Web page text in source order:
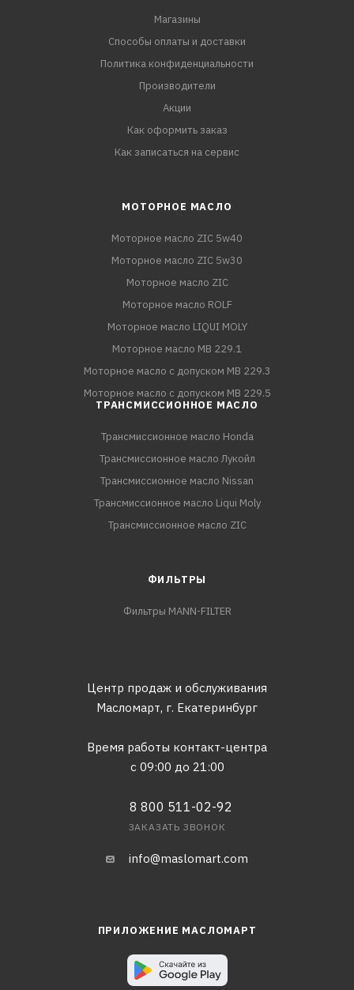
Магазины
Способы оплаты и доставки
Политика конфиденциальности
Производители
Акции
Как оформить заказ
Как записаться на сервис
МОТОРНОЕ МАСЛО
Моторное масло ZIC 5w40
Моторное масло ZIC 5w30
Моторное масло ZIC
Моторное масло ROLF
Моторное масло LIQUI MOLY
Моторное масло MB 229.1
Моторное масло с допуском MB 229.3
Моторное масло с допуском MB 229.5
ТРАНСМИССИОННОЕ МАСЛО
Трансмиссионное масло Honda
Трансмиссионное масло Лукойл
Трансмиссионное масло Nissan
Трансмиссионное масло Liqui Moly
Трансмиссионное масло ZIC
ФИЛЬТРЫ
Фильтры MANN-FILTER
Центр продаж и обслуживания
Масломарт, г. Екатеринбург
Время работы контакт-центра
с 09:00 до 21:00
8 800 511-02-92
ЗАКАЗАТЬ ЗВОНОК
info@maslomart.com
ПРИЛОЖЕНИЕ МАСЛОМАРТ